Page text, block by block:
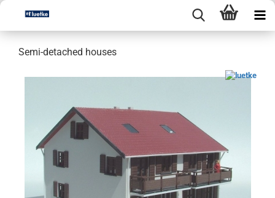
Semi-detached houses